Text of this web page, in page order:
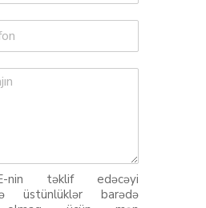
nin təklif edəcəyi
üstünlüklər barədə